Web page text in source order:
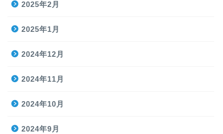
2025年2月
2025年1月
2024年12月
2024年11月
2024年10月
2024年9月